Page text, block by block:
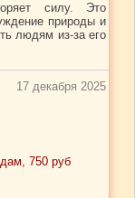
силу. Это
природы и
людям из-за его
17 декабря 2025
750 руб